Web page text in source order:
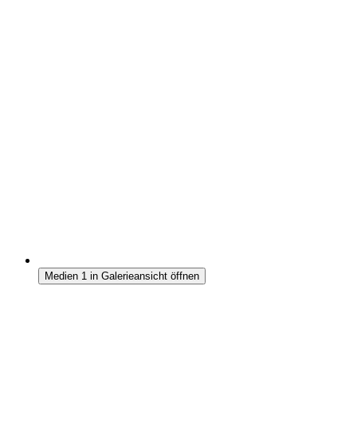
Medien 1 in Galerieansicht öffnen